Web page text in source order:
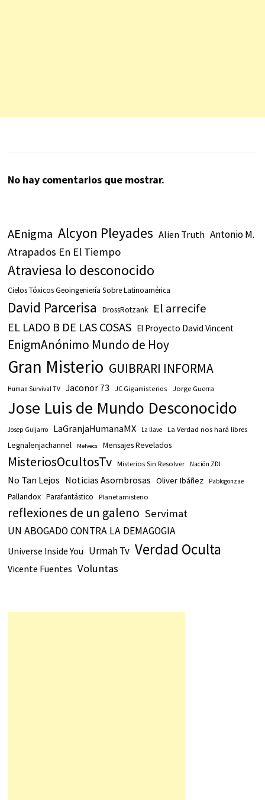
No hay comentarios que mostrar.
AEnigma Alcyon Pleyades Alien Truth Antonio M.
Atrapados En El Tiempo
Atraviesa lo desconocido
Cielos Tóxicos Geoingeniería Sobre Latinoamérica
David Parcerisa DrossRotzank El arrecife
EL LADO B DE LAS COSAS El Proyecto David Vincent
EnigmAnónimo Mundo de Hoy
Gran Misterio GUIBRARI INFORMA
Human Survival TV Jaconor 73 JC Gigamisterios Jorge Guerra
Jose Luis de Mundo Desconocido
Josep Guijarro LaGranjaHumanaMX La llave La Verdad nos hará libres
Legnalenjachannel Melvecs Mensajes Revelados
MisteriosOcultosTv Misterios Sin Resolver Nación ZDI
No Tan Lejos Noticias Asombrosas Oliver Ibáñez Pablogonzae
Pallandox Parafantástico Planetamisterio
reflexiones de un galeno Servimat
UN ABOGADO CONTRA LA DEMAGOGIA
Universe Inside You Urmah Tv Verdad Oculta
Vicente Fuentes Voluntas